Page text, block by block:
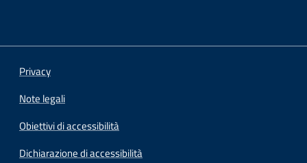
Privacy
Note legali
Obiettivi di accessibilità
Dichiarazione di accessibilità